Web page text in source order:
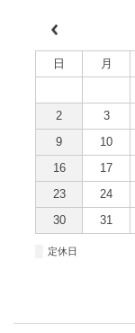
日 月
2
3
9
10
16
17
23
24
30
31
定休日